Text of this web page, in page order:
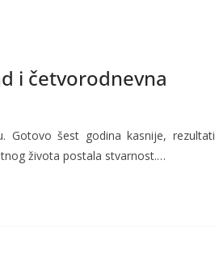
i četvorodnevna
Gotovo šest godina kasnije, rezultati
života postala stvarnost.…